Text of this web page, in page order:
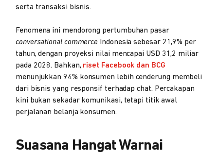
serta transaksi bisnis.
Fenomena ini mendorong pertumbuhan pasar
conversational commerce Indonesia sebesar 21,9% per
tahun, dengan proyeksi nilai mencapai USD 31,2 miliar
pada 2028. Bahkan, riset Facebook dan BCG
menunjukkan 94% konsumen lebih cenderung membeli
dari bisnis yang responsif terhadap chat. Percakapan
kini bukan sekadar komunikasi, tetapi titik awal
perjalanan belanja konsumen.
Suasana Hangat Warnai